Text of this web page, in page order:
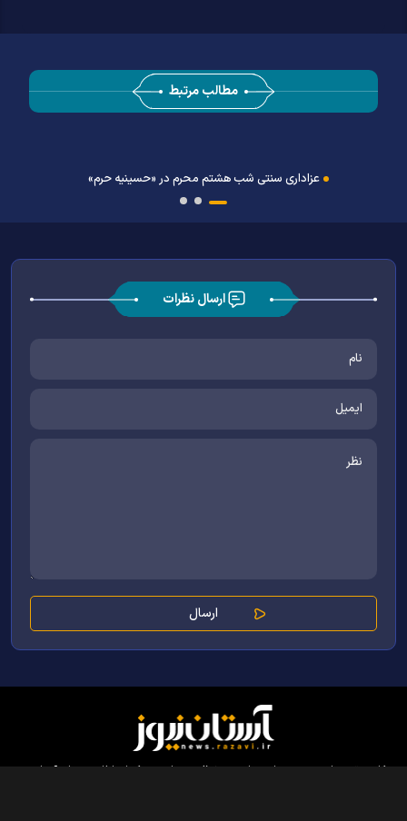
مطالب مرتبط
عزاداری سنتی شب هشتم محرم در «حسینیه حرم»
ارسال نظرات
کلیه حقوق مادی و معنوی این سایت محفوظ و متعلق به مرکز ارتباطات و رسانه آستان